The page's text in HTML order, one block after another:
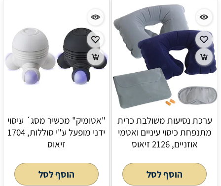
ערכת נסיעות משולבת כרית
מתנפחת כיסוי עיניים ואטמי
אוזניים, 2126 זיאוס
הוסף לסל
"אטומיק" מכשיר מסג´ עיסוי
ידני מופעל ע"י סוללות, 1704
זיאוס
הוסף לסל